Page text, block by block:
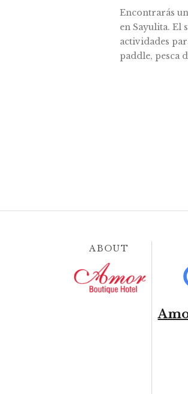
Encontrarás
en Sayulita. El
actividades
paddle, pesca
ABOUT